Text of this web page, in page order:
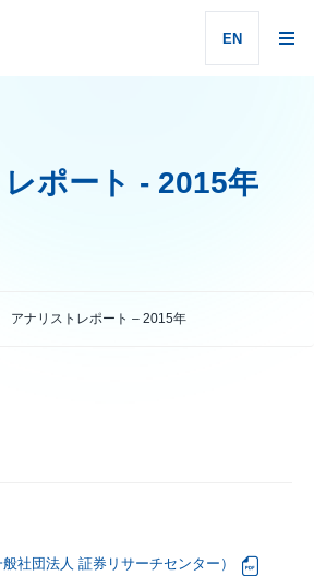
EN
ポート - 2015年
アナリストレポート – 2015年
社団法人 証券リサーチセンター）